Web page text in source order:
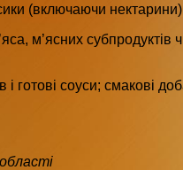
(включаючи
м’ясних субпродуктів
готові соуси; смакові